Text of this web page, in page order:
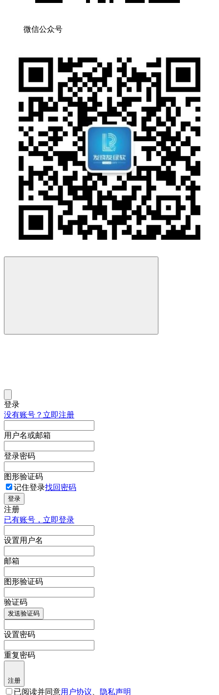
微信公众号
登录
没有账号？立即注册
用户名或邮箱
登录密码
图形验证码
记住登录找回密码
登录
注册
已有账号，立即登录
设置用户名
邮箱
图形验证码
验证码
发送验证码
设置密码
重复密码
注册
已阅读并同意用户协议 隐私声明